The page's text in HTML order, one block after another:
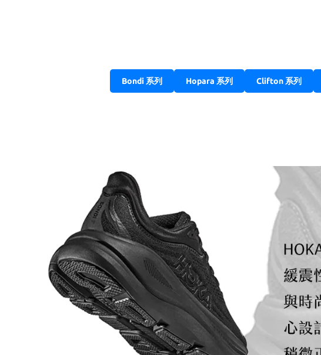
Bondi 系列 Hopara 系列 Clifton 系列